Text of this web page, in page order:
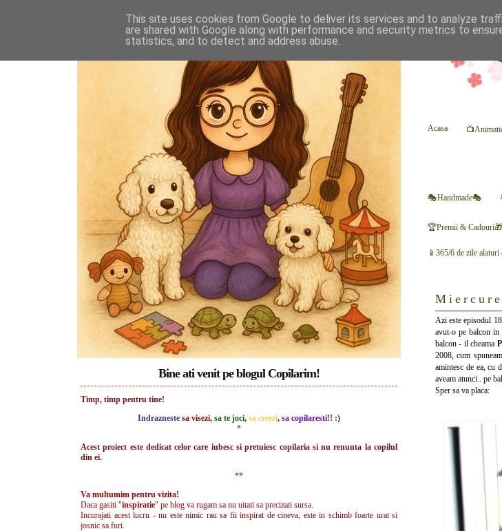
Acasa
🎭Handmade🎭
🏆Premii & Cadouri🎁
📱365/6 de zile alaturi
Azi este episodul
avut-o pe balcon in
balcon - il cheama
2008, cum
amintesc de ea, cu
aveam atunci.. pe
Sper sa va placa:
Bine ati venit pe blogul Copilarim!
Timp, timp pentru tine!
Indrazneste sa visezi, sa te joci, sa creezi, sa copilaresti!! :)
*
Acest proiect este dedicat celor care iubesc si pretuiesc copilaria si nu renunta la copilul
din ei.
**
Va multumim pentru vizita!
Daca gasiti "inspiratie" pe blog va rugam sa nu uitati sa precizati sursa.
Incurajati acest lucru - nu este nimic rau sa fii inspirat de cineva, este in schimb foarte urat si
josnic sa furi.
This site uses cookies from Google to deliver its services and to analyze
are shared with Google along with performance and security metrics to
statistics, and to detect and address abuse.